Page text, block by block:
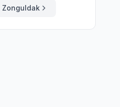
Zonguldak